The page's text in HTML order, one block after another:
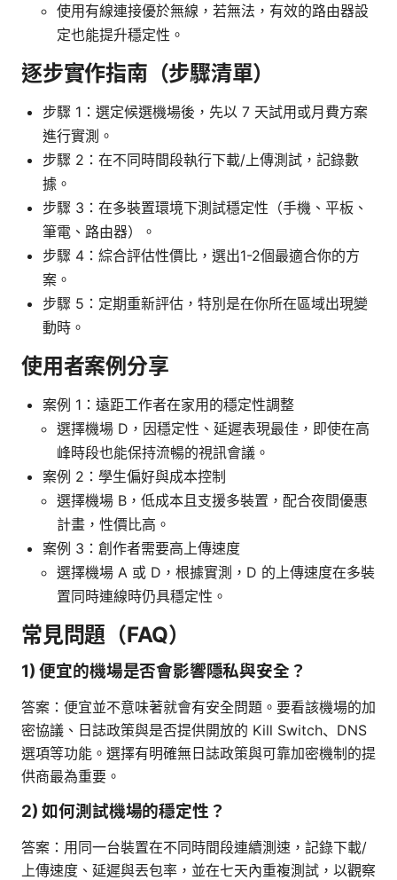
使用有線連接優於無線，若無法，有效的路由器設
定也能提升穩定性。
逐步實作指南（步驟清單）
步驟 1：選定候選機場後，先以 7 天試用或月費方案
進行實測。
步驟 2：在不同時間段執行下載/上傳測試，記錄數
據。
步驟 3：在多裝置環境下測試穩定性（手機、平板、
筆電、路由器）。
步驟 4：綜合評估性價比，選出1-2個最適合你的方
案。
步驟 5：定期重新評估，特別是在你所在區域出現變
動時。
使用者案例分享
案例 1：遠距工作者在家用的穩定性調整
選擇機場 D，因穩定性、延遲表現最佳，即使在高
峰時段也能保持流暢的視訊會議。
案例 2：學生偏好與成本控制
選擇機場 B，低成本且支援多裝置，配合夜間優惠
計畫，性價比高。
案例 3：創作者需要高上傳速度
選擇機場 A 或 D，根據實測，D 的上傳速度在多裝
置同時連線時仍具穩定性。
常見問題（FAQ）
1) 便宜的機場是否會影響隱私與安全？
答案：便宜並不意味著就會有安全問題。要看該機場的加
密協議、日誌政策與是否提供開放的 Kill Switch、DNS
選項等功能。選擇有明確無日誌政策與可靠加密機制的提
供商最為重要。
2) 如何測試機場的穩定性？
答案：用同一台裝置在不同時間段連續測速，記錄下載/
上傳速度、延遲與丟包率，並在七天內重複測試，以觀察